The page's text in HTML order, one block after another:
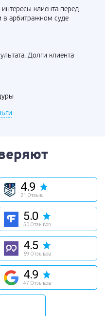
клиента перед
в арбитражном суде
Долги клиента
4.9
21 Отзыв
5.0
50 Отзывов
4.5
69 Отзывов
4.9
47 Отзывов